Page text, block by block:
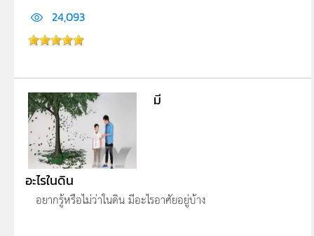
24,093
มี
อะไรในดิน
อยากรู้หรือไม่ว่าในดิน มีอะไรอาศัยอยู่บ้าง